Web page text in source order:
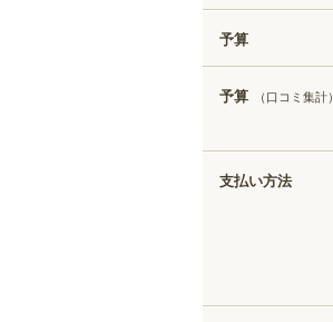
予算
予算 （口コミ集計）
支払い方法